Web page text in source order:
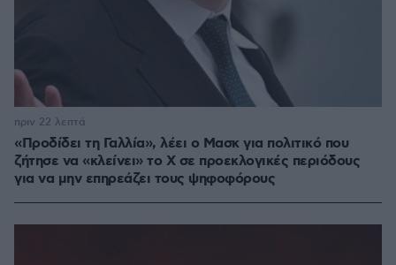
«Προδίδει τη Γαλλία», λέει ο Μασκ για πολιτικό που
ζήτησε να «κλείνει» το X σε προεκλογικές περιόδους
για να μην επηρεάζει τους ψηφοφόρους
πριν 22 λεπτά